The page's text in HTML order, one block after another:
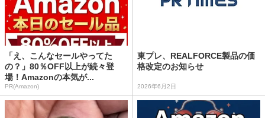
「え、こんなセールやってた
の？」80％OFF以上が続々登
場！Amazonの本気が...
PR(Amazon)
東プレ、REALFORCE製品の価
格改定のお知らせ
2026年6月2日